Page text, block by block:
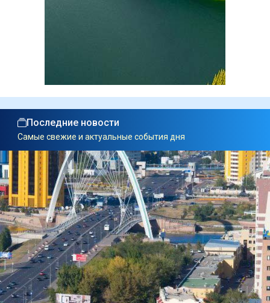
Последние новости
Самые свежие и актуальные события дня